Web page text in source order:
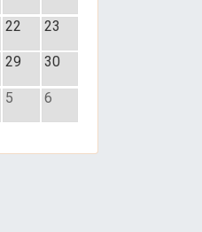
22 23
29 30
5 6